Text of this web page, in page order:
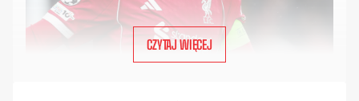
CZYTAJ WIĘCEJ